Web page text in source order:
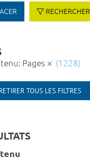
RECHERCHER
Pages (1228)
TOUS LES FILTRES